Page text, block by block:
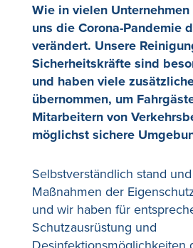
Wie in vielen
uns die Corona-Pandemie
verändert. Unsere
Sicherheitskräfte sind
und haben viele
übernommen, um
Mitarbeitern von
möglichst sichere
Selbstverständlich stand
Maßnahmen der
und wir haben für
Schutzausrüstung und